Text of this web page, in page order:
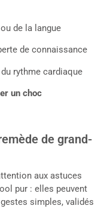
de la langue
de connaissance
rythme cardiaque
un choc
de grand-
aux astuces
pur : elles peuvent
simples, validés